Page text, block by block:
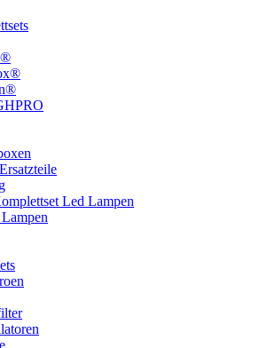
Led Lampen